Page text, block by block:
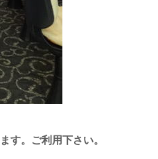
す。ご利用下さい。